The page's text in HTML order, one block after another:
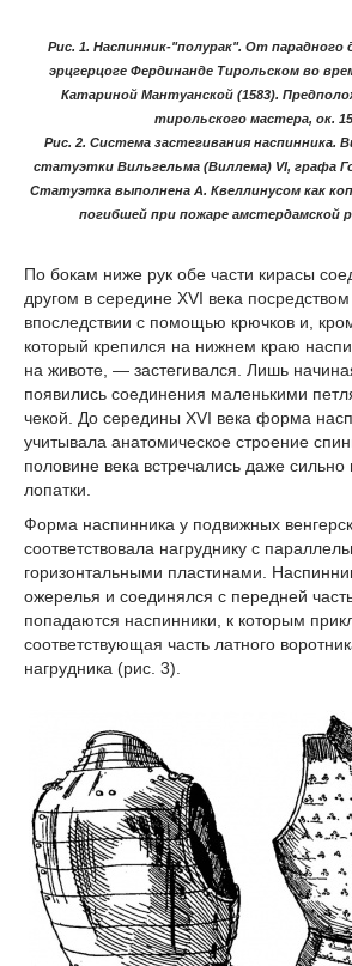
Рис. 1. Наспинник-"полурак". От парадного
эрцгерцоге Фердинанде Тирольском во
Катариной Мантуанской (1583).
тирольского мастера, ок.
Рис. 2. Система застегивания наспинника.
статуэтки Вильгельма (Виллема) VI, графа
Статуэтка выполнена А. Квеллинусом как
погибшей при пожаре амстердамской
По бокам ниже рук обе части кирасы
другом в середине XVI века
впоследствии с помощью крючков и,
который крепился на нижнем краю
на животе, — застегивался. Лишь
появились соединения маленькими
чекой. До середины XVI века форма
учитывала анатомическое строение
половине века встречались даже
лопатки.
Форма наспинника у подвижных
соответствовала нагруднику с
горизонтальными пластинами.
ожерелья и соединялся с передней
попадаются наспинники, к которым
соответствующая часть латного
нагрудника (рис. 3).